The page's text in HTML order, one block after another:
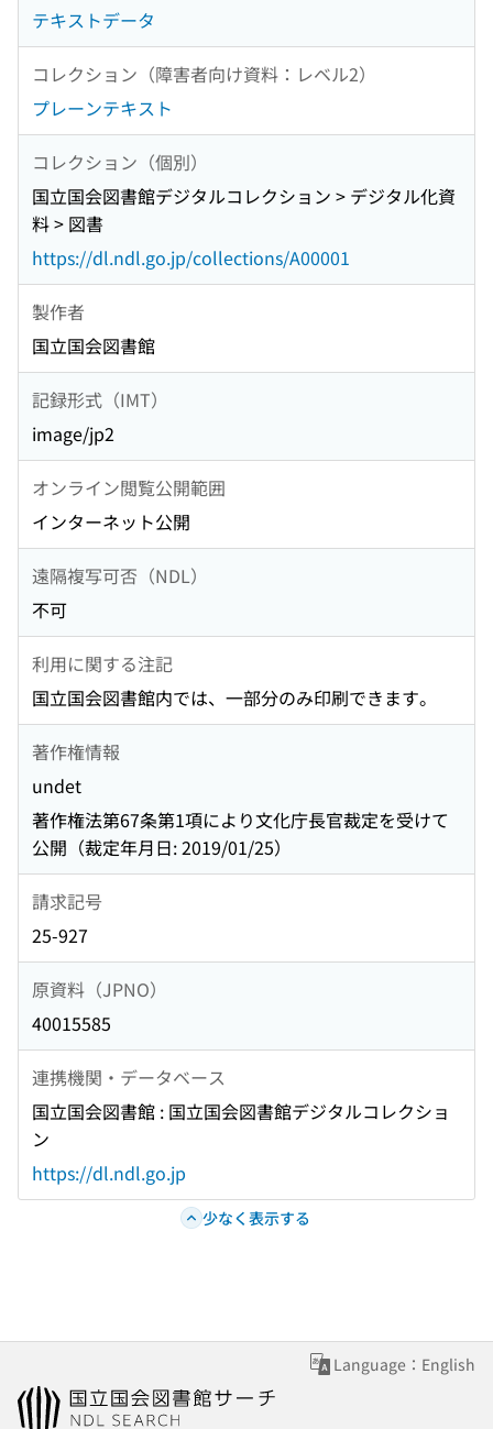
テキストデータ
コレクション（障害者向け資料：レベル2）
プレーンテキスト
コレクション（個別）
国立国会図書館デジタルコレクション > デジタル化資
料 > 図書
https://dl.ndl.go.jp/collections/A00001
製作者
国立国会図書館
記録形式（IMT）
image/jp2
オンライン閲覧公開範囲
インターネット公開
遠隔複写可否（NDL）
不可
利用に関する注記
国立国会図書館内では、一部分のみ印刷できます。
著作権情報
undet
著作権法第67条第1項により文化庁長官裁定を受けて
公開（裁定年月日: 2019/01/25）
請求記号
25-927
原資料（JPNO）
40015585
連携機関・データベース
国立国会図書館 : 国立国会図書館デジタルコレクショ
ン
https://dl.ndl.go.jp
少なく表示する
Language：English